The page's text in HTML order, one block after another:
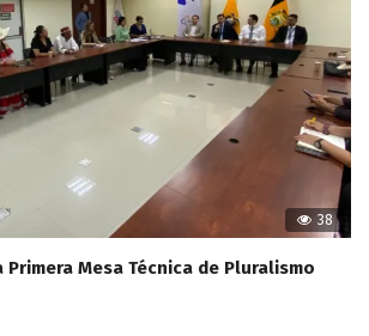
38
Mesa Técnica de Pluralismo